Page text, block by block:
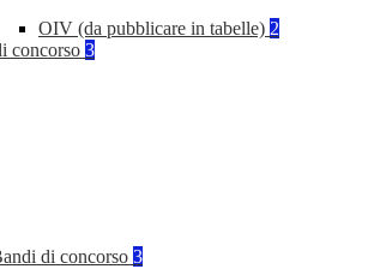
OIV (da pubblicare in tabelle) 2
concorso 3
di concorso 3